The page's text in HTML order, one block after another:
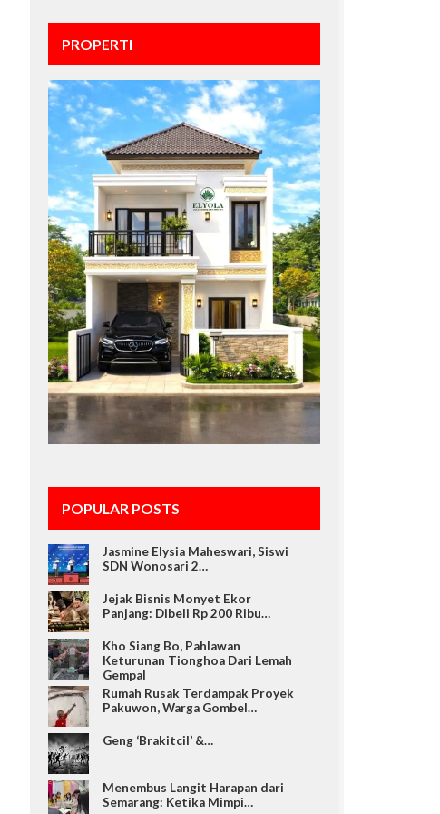
PROPERTI
POPULAR POSTS
Jasmine Elysia Maheswari, Siswi
SDN Wonosari 2…
Jejak Bisnis Monyet Ekor
Panjang: Dibeli Rp 200 Ribu…
Kho Siang Bo, Pahlawan
Keturunan Tionghoa Dari Lemah
Gempal
Rumah Rusak Terdampak Proyek
Pakuwon, Warga Gombel…
Geng ‘Brakitcil’ &…
Menembus Langit Harapan dari
Semarang: Ketika Mimpi…